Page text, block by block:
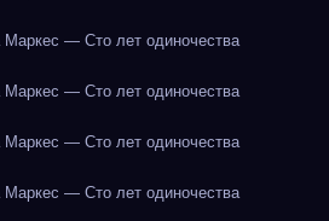
Маркес — Сто лет одиночества
Маркес — Сто лет одиночества
Маркес — Сто лет одиночества
Маркес — Сто лет одиночества